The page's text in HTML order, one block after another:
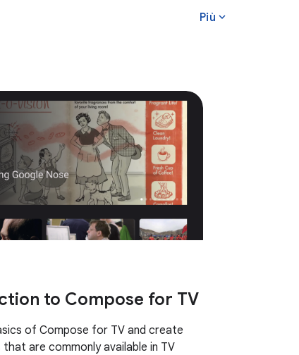
Più expand_more
to Compose for TV
of Compose for TV and create
are commonly available in TV